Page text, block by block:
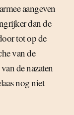
aangeven
dan de
tot op de
van de
de nazaten
nog niet